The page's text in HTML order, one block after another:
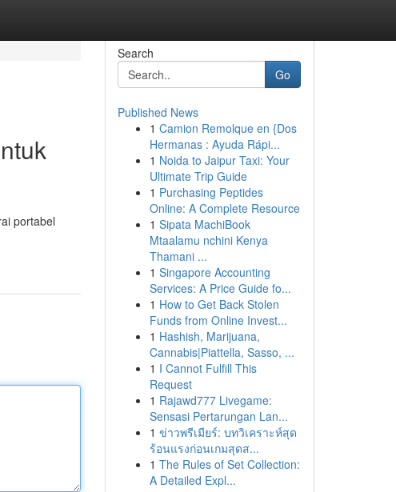
portabel
Search
Go
Published News
1 Camion Remolque en {Dos
Hermanas : Ayuda Rápi...
1 Noida to Jaipur Taxi: Your
Ultimate Trip Guide
1 Purchasing Peptides
Online: A Complete Resource
1 Sipata MachiBook
Mtaalamu nchini Kenya
Thamani ...
1 Singapore Accounting
Services: A Price Guide fo...
1 How to Get Back Stolen
Funds from Online Invest...
1 Hashish, Marijuana,
Cannabis|Piattella, Sasso, ...
1 I Cannot Fulfill This
Request
1 Rajawd777 Livegame:
Sensasi Pertarungan Lan...
1 ข่าวพรีเมียร์: บทวิเคราะห์สุด
ร้อนแรงก่อนเกมสุดส...
1 The Rules of Set Collection:
A Detailed Expl...